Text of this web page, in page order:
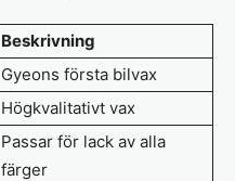
Beskrivning
Gyeons första bilvax
Högkvalitativt vax
Passar för lack av alla
färger